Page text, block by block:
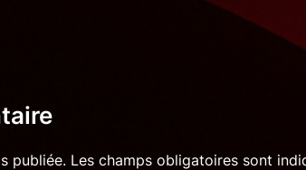
publiée. Les champs obligatoires sont